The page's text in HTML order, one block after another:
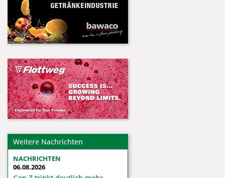
Weitere Nachrichten
NACHRICHTEN
06.08.2026